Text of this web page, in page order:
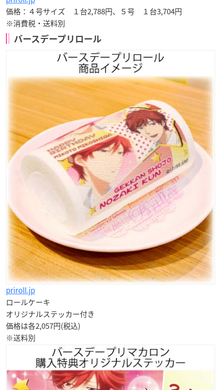
価格：４号サイズ １台2,788円、５号 １台3,704円
※消費税・送料別
バースデープリロール
priroll.jp
ロールケーキ
オリジナルステッカー付き
価格は各2,057円(税込)
※送料別